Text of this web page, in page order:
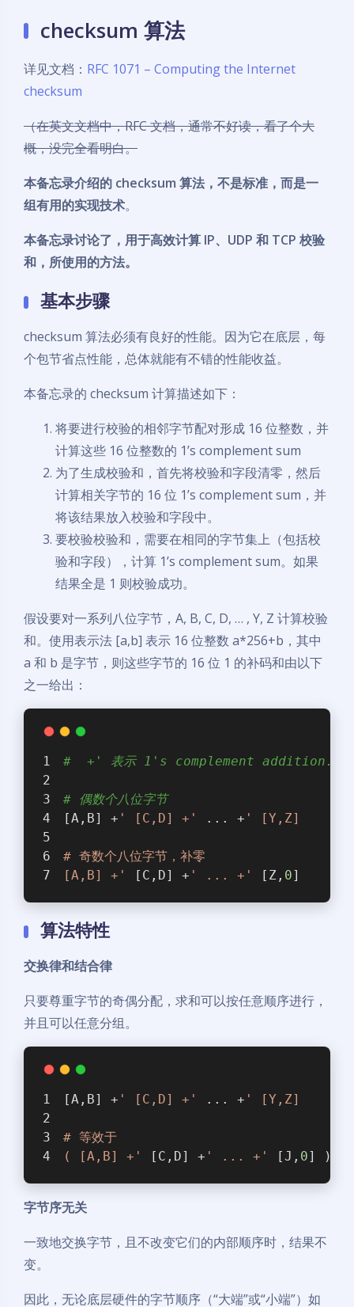
checksum 算法
详见文档： RFC 1071 – Computing the Internet
checksum
（在英文文档中，RFC 文档，通常不好读，看了个大
概，没完全看明白。
本备忘录介绍的 checksum 算法，不是标准，而是一
组有用的实现技术。
本备忘录讨论了，用于高效计算 IP、UDP 和 TCP 校验
和，所使用的方法。
基本步骤
checksum 算法必须有良好的性能。因为它在底层，每
个包节省点性能，总体就能有不错的性能收益。
本备忘录的 checksum 计算描述如下：
将要进行校验的相邻字节配对形成 16 位整数，并
计算这些 16 位整数的 1’s complement sum
为了生成校验和，首先将校验和字段清零，然后
计算相关字节的 16 位 1’s complement sum，并
将该结果放入校验和字段中。
要校验校验和，需要在相同的字节集上（包括校
验和字段），计算 1’s complement sum。如果
结果全是 1 则校验成功。
假设要对一系列八位字节，A, B, C, D, … , Y, Z 计算校验
和。使用表示法 [a,b] 表示 16 位整数 a*256+b，其中
a 和 b 是字节，则这些字节的 16 位 1 的补码和由以下
之一给出：
#  +' 表示 1's complement addition.
# 偶数个八位字节
[A,B] + ' [C,D] +' ... + ' [Y,Z]
# 奇数个八位字节，补零
[A,B] +'
[C,D] + ' ... +' [Z, 0]
算法特性
交换律和结合律
只要尊重字节的奇偶分配，求和可以按任意顺序进行，
并且可以任意分组。
[A,B] + ' [C,D] +' ... + ' [Y,Z]
# 等效于
( [A,B] +'
[C,D] + ' ... +' [J, 0] ) +
字节序无关
一致地交换字节，且不改变它们的内部顺序时，结果不
变。
因此，无论底层硬件的字节顺序（“大端”或“小端”）如